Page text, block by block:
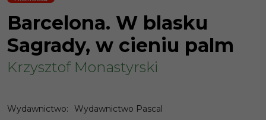
Barcelona. W blasku
Sagrady, w cieniu palm
Krzysztof Monastyrski
Wydawnictwo: Wydawnictwo Pascal